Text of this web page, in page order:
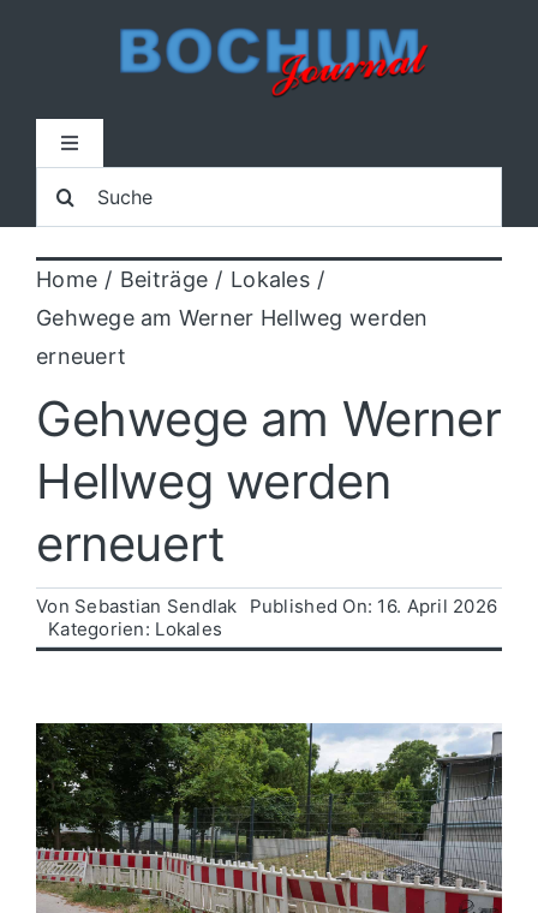
Toggle
Home
Lokal
Blaulicht
Sport
Politik
Suche
nach:
Home Beiträge
Lokales
Gehwege am Werner Hellweg werden
erneuert
Gehwege am Werner
Hellweg werden
erneuert
Von Sebastian Sendlak
Published On: 16. April 2026
Kategorien: Lokales